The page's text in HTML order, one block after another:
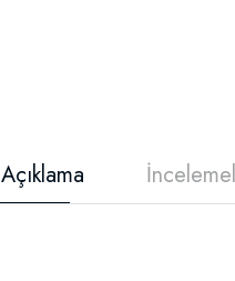
Açıklama